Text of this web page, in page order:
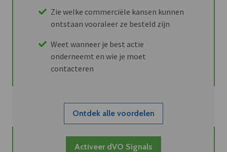
Zie welke commerciële kansen kunnen
ontstaan vooraleer ze besteld zijn
Weet wanneer je best actie
onderneemt en wie je moet
contacteren
Ontdek alle voordelen
Activeer dVO Signals